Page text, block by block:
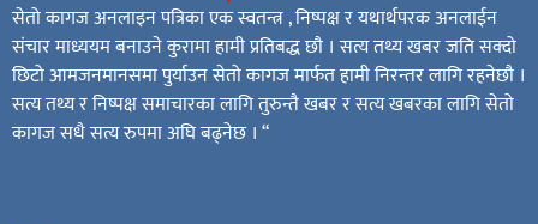
सेतो कागज अनलाइन पत्रिका एक स्वतन्त्र , निष्पक्ष र यथार्थपरक अनलाईन
संचार माध्ययम बनाउने कुरामा हामी प्रतिबद्ध छौ । सत्य तथ्य खबर जति सक्दो
छिटो आमजनमानसमा पुर्याउन सेतो कागज मार्फत हामी निरन्तर लागि रहनेछौ ।
सत्य तथ्य र निष्पक्ष समाचारका लागि तुरुन्तै खबर र सत्य खबरका लागि सेतो
कागज सधै सत्य रुपमा अघि बढ्नेछ । “